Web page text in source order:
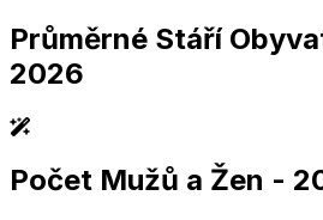
2,005 2,010 2,015
2,005 2,010 2,015
Průměrné Stáří
2026
2,005 2,010 2,015
2,005 2,010 2,015
Počet Mužů a Žen -